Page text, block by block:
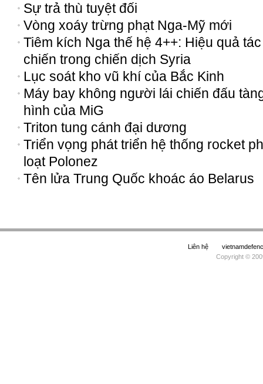
Sự trả thù tuyệt đối
Vòng xoáy trừng phạt Nga-Mỹ mới
Tiêm kích Nga thế hệ 4++: Hiệu quả tác
chiến trong chiến dịch Syria
Lục soát kho vũ khí của Bắc Kinh
Máy bay không người lái chiến đấu
hình của MiG
Triton tung cánh đại dương
Triển vọng phát triển hệ thống rocket
loạt Polonez
Tên lửa Trung Quốc khoác áo Belarus
Liên hệ
Copyright ©